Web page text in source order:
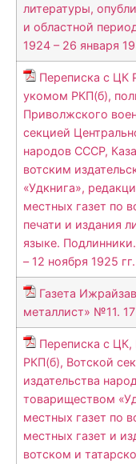
литературы,
и областной
1924 – 26 января
Переписка с ЦК
укомом РКП(б),
Приволжского
секцией
народов СССР,
вотским
«Удкнига»,
местных газет по
печати и издания
языке.
– 12 ноября 1925 гг.
Газета
металлист» №11.
Переписка с
РКП(б), Вотской
издательства
товариществом
местных газет по
местных газет и
вотском и